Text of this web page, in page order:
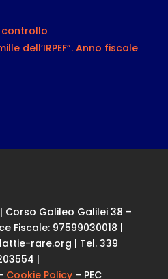
controllo
dell’IRPEF”. Anno fiscale
Corso Galileo Galilei 38 –
Fiscale: 97599030018 |
rare.org | Tel. 339
|
Cookie Policy – PEC